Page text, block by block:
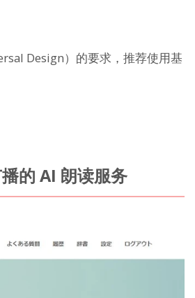
Design）的要求，推荐使用基
的 AI 朗读服务